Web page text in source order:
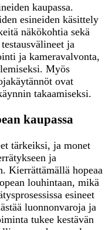
kaupassa.
esineiden käsittely
näkökohtia sekä
ja
ja kameravalvonta,
Myös
ovat
takaamiseksi.
kaupassa
tärkeiksi, ja monet
ja
Kierrättämällä hopeaa
louhintaan, mikä
esineet
luonnonvaroja ja
tukee kestävän